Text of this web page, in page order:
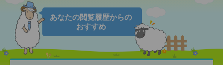
あなたの閲覧履歴からの
おすすめ